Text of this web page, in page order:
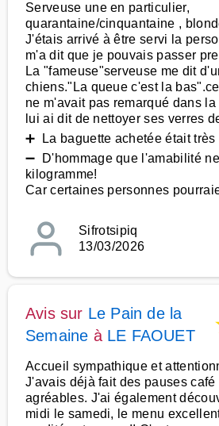
Serveuse une en particulier,
quarantaine/cinquantaine ,
J'étais arrivé à être servi la
m'a dit que je pouvais passer
La "fameuse"serveuse me dit
chiens."La queue c'est la
ne m'avait pas remarqué dans
lui ai dit de nettoyer ses verres
➕ La baguette achetée était très
➖ D'hommage que l'amabilité
kilogramme!
Car certaines personnes
Sifrotsipiq
13/03/2026
Avis sur Le Pain de la
Semaine à LE FAOUET
Accueil sympathique et
J'avais déjà fait des pauses café
agréables. J'ai également
midi le samedi, le menu